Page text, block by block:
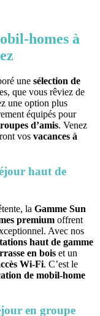
homes à
une sélection de
que vous rêviez de
une option plus
équipés pour
d’amis. Venez
vos vacances à
haut de
la Gamme Sun
premium offrent
Avec nos
haut de gamme
en bois et un
Wi-Fi. C’est le
de mobil-home
en groupe